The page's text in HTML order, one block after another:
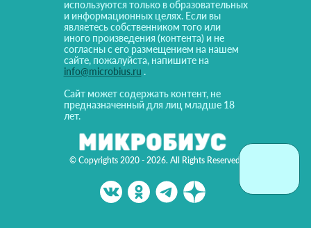
© Copyrights 2020 - 2026. All Rights Reserved!
используются только в образовательных
и информационных целях. Если вы
являетесь собственником того или
иного произведения (контента) и не
согласны с его размещением на нашем
сайте, пожалуйста, напишите на
info@microbius.ru .
Сайт может содержать контент, не
предназначенный для лиц младше 18
лет.